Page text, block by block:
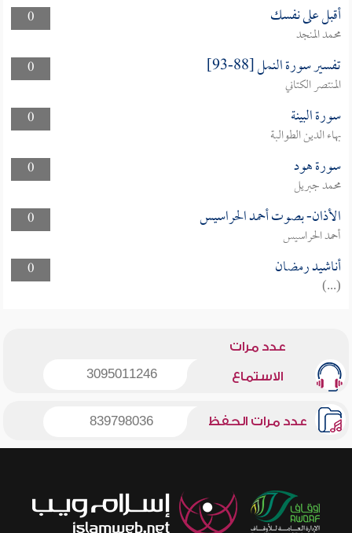
0 أقبل على نفسك
محمد المنجد
0
تفسير سورة النمل [88-93]
المنتصر الكتاني
0
سورة البينة
بهاء الدين الطوالبة
0
سورة هود
محمد جبريل
0
الأذان- بصوت أحمد الحراسيس
أحمد الحراسيس
0
أناشيد رمضان
(...)
عدد مرات
الاستماع 3095011246
عدد مرات الحفظ 839798036